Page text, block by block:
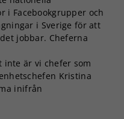
i Facebookgrupper och
i Sverige för att
jobbar. Cheferna
är vi chefer som
Kristina
inifrån